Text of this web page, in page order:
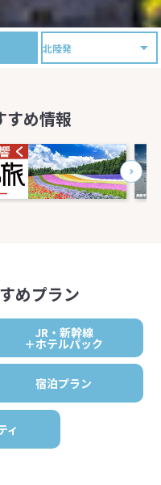
すめ情報
めプラン
JR・新幹線
＋ホテルパック
宿泊プラン
ィ